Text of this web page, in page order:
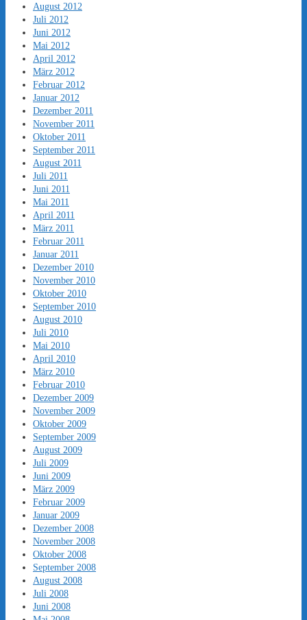
August 2012
Juli 2012
Juni 2012
Mai 2012
April 2012
März 2012
Februar 2012
Januar 2012
Dezember 2011
November 2011
Oktober 2011
September 2011
August 2011
Juli 2011
Juni 2011
Mai 2011
April 2011
März 2011
Februar 2011
Januar 2011
Dezember 2010
November 2010
Oktober 2010
September 2010
August 2010
Juli 2010
Mai 2010
April 2010
März 2010
Februar 2010
Dezember 2009
November 2009
Oktober 2009
September 2009
August 2009
Juli 2009
Juni 2009
März 2009
Februar 2009
Januar 2009
Dezember 2008
November 2008
Oktober 2008
September 2008
August 2008
Juli 2008
Juni 2008